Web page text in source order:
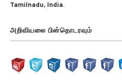
Tamilnadu, India.
அறிவியலை பின்தொடரவும்